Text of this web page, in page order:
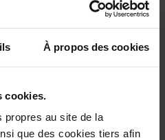
À propos des cookies
cookies.
propres au site de la
que des cookies tiers afin